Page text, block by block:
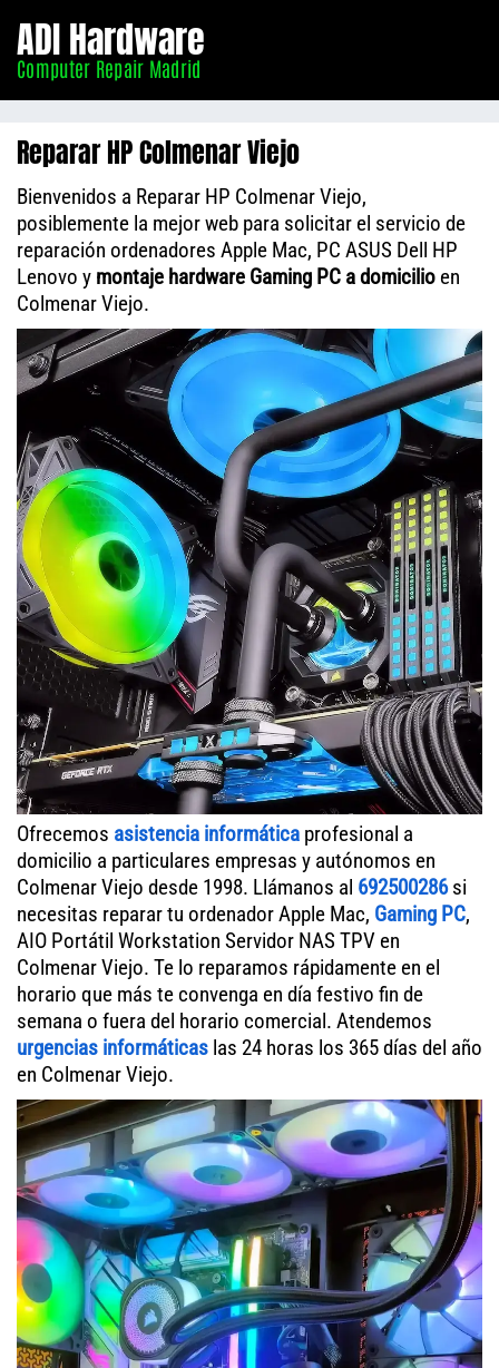
Madrid
ADI Hardware
Computer Repair Madrid
Reparar HP Colmenar Viejo
Bienvenidos a Reparar HP Colmenar Viejo,
posiblemente la mejor web para solicitar el servicio de
reparación ordenadores Apple Mac, PC ASUS Dell HP
Lenovo y montaje hardware Gaming PC a domicilio en
Colmenar Viejo.
Ofrecemos asistencia informática profesional a
domicilio a particulares empresas y autónomos en
Colmenar Viejo desde 1998. Llámanos al 692500286si
necesitas reparar tu ordenador Apple Mac, Gaming PC,
AIO Portátil Workstation Servidor NAS TPV en
Colmenar Viejo. Te lo reparamos rápidamente en el
horario que más te convenga en día festivo fin de
semana o fuera del horario comercial. Atendemos
urgencias informáticas las 24 horas los 365 días del año
en Colmenar Viejo.